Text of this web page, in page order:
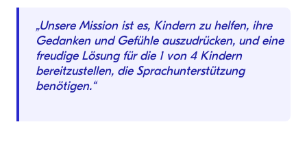
„Unsere Mission ist es, Kindern zu helfen, ihre
Gedanken und Gefühle auszudrücken, und eine
freudige Lösung für die 1 von 4 Kindern
bereitzustellen, die Sprachunterstützung
benötigen.“